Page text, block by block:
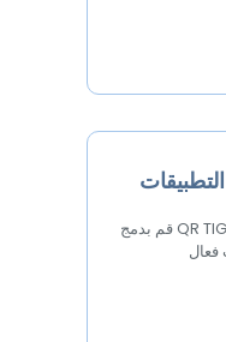
قم بدمج QR TIGER مع أنظمتك الحالية بسلاسة